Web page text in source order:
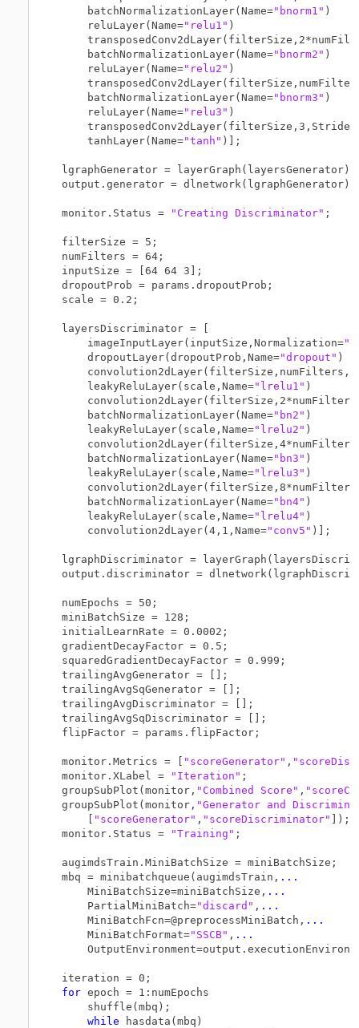
    batchNormalizationLayer(Name=
"bnorm1" )
    reluLayer(Name=
"relu1" )
    batchNormalizationLayer(Name=
"bnorm2" )
    reluLayer(Name=
"relu2" )
    batchNormalizationLayer(Name=
"bnorm3" )
    reluLayer(Name=
"relu3" )
    tanhLayer(Name=
"tanh" )];
lgraphGenerator = layerGraph(layersGenerator);
output.generator = dlnetwork(lgraphGenerator);
monitor.Status = "Creating Discriminator" ;
filterSize = 5;
numFilters = 64;
inputSize = [64 64 3];
dropoutProb = params.dropoutProb;
scale = 0.2;
layersDiscriminator = [
    imageInputLayer(inputSize,Normalization=
    dropoutLayer(dropoutProb,Name=
"dropout" )
    leakyReluLayer(scale,Name=
"lrelu1" )
    batchNormalizationLayer(Name=
"bn2" )
    leakyReluLayer(scale,Name=
"lrelu2" )
    batchNormalizationLayer(Name=
"bn3" )
    leakyReluLayer(scale,Name=
"lrelu3" )
    batchNormalizationLayer(Name=
"bn4" )
    leakyReluLayer(scale,Name=
"lrelu4" )
    convolution2dLayer(4,1,Name=
"conv5" )];
lgraphDiscriminator =
output.discriminator =
numEpochs = 50;
miniBatchSize = 128;
initialLearnRate = 0.0002;
gradientDecayFactor = 0.5;
squaredGradientDecayFactor = 0.999;
trailingAvgGenerator = [];
trailingAvgSqGenerator = [];
trailingAvgDiscriminator = [];
trailingAvgSqDiscriminator = [];
flipFactor = params.flipFactor;
monitor.Metrics = [ "scoreGenerator" ,
monitor.XLabel =
"Iteration" ;
groupSubPlot(monitor, "Combined Score" ,
groupSubPlot(monitor, "Generator and
    [
"scoreGenerator" , "scoreDiscriminator" ]);
monitor.Status =
"Training" ;
augimdsTrain.MiniBatchSize = miniBatchSize;
mbq = minibatchqueue(augimdsTrain, ...
    MiniBatchSize=miniBatchSize,
...
    PartialMiniBatch=
"discard" , ...
    MiniBatchFcn=@preprocessMiniBatch,
...
    MiniBatchFormat=
"SSCB" , ...
for epoch = 1:numEpochs
    shuffle(mbq);
while hasdata(mbq)